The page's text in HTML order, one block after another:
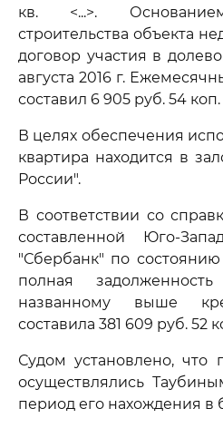
кв. <...>.
строительства объекта
договор участия в
августа 2016 г.
составил 6 905 руб. 54 коп.
В целях обеспечения
квартира находится в
России".
В соответствии со
составленной Юго-
"Сбербанк" по
полная
названному выше
составила 381 609 руб. 52
Судом установлено, что
осуществлялись
период его нахождения в